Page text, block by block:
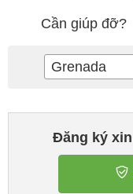
Cần giúp đỡ?
Đăng ký
Grenada